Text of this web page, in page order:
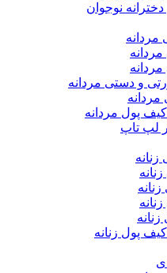
نوجوان
و دستی مردانه
پول مردانه
لپ تاپ
پول زنانه